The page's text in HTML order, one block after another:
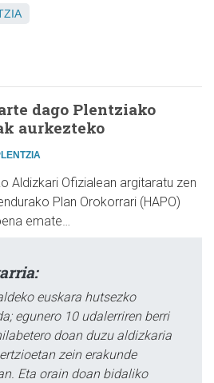
dago Plentziako
aurkezteko
Aldizkari Ofizialean argitaratu zen
Plan Orokorrari (HAPO)
emate…
euskara hutsezko
egunero 10 udalerriren berri
doan duzu aldizkaria
zein erakunde
Eta orain doan bidaliko